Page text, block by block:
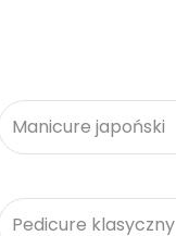
Manicure japoński
Pedicure klasyczny